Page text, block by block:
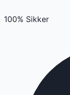
100% Sikker